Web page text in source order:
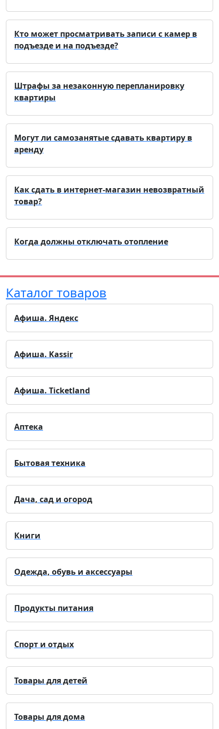
Кто может просматривать записи с камер в
подъезде и на подъезде?
Штрафы за незаконную перепланировку
квартиры
Могут ли самозанятые сдавать квартиру в
аренду
Как сдать в интернет-магазин невозвратный
товар?
Когда должны отключать отопление
Каталог товаров
Афиша. Яндекс
Афиша. Kassir
Афиша. Ticketland
Аптека
Бытовая техника
Дача, сад и огород
Книги
Одежда, обувь и аксессуары
Продукты питания
Спорт и отдых
Товары для детей
Товары для дома